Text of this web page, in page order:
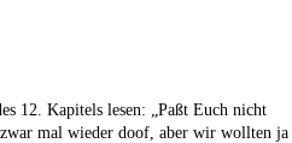
12. Kapitels lesen: „Paßt Euch nicht
mal wieder doof, aber wir wollten ja